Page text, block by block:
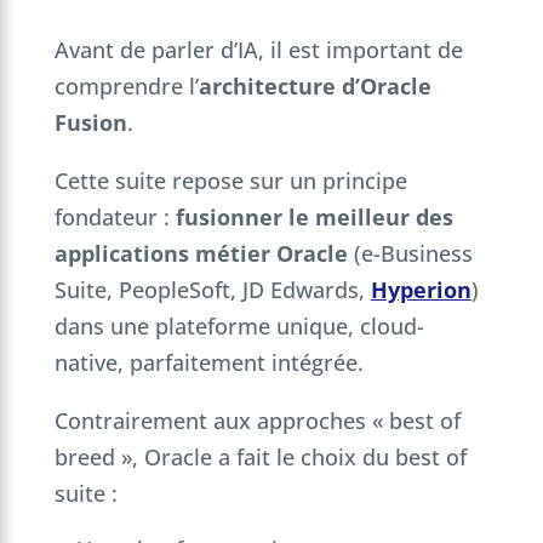
Avant de parler d’IA, il est important de
comprendre l’architecture d’Oracle
Fusion.
Cette suite repose sur un principe
fondateur : fusionner le meilleur des
applications métier Oracle (e-Business
Suite, PeopleSoft, JD Edwards, Hyperion)
dans une plateforme unique, cloud-
native, parfaitement intégrée.
Contrairement aux approches « best of
breed », Oracle a fait le choix du best of
suite :